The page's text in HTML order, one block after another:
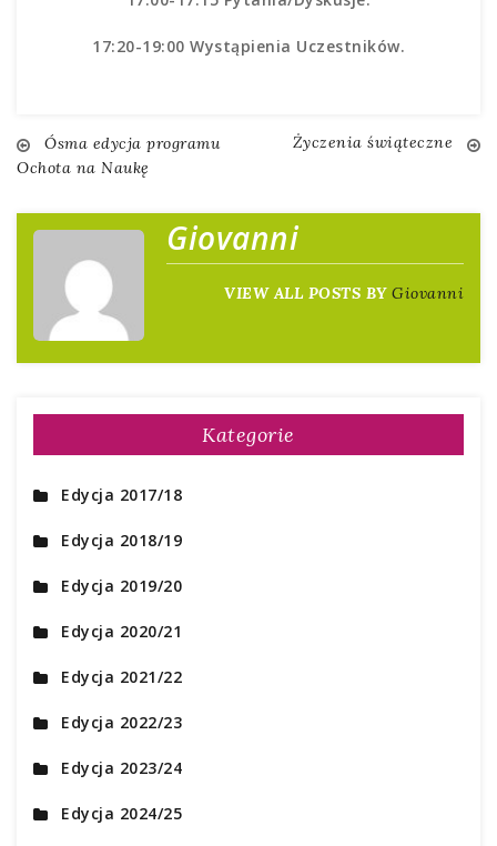
17:20-19:00 Wystąpienia Uczestników.
Nawigacja
wpisu
Ósma edycja programu
Ochota na Naukę
Życzenia świąteczne
Giovanni
VIEW ALL POSTS BY Giovanni
Kategorie
Edycja 2017/18
Edycja 2018/19
Edycja 2019/20
Edycja 2020/21
Edycja 2021/22
Edycja 2022/23
Edycja 2023/24
Edycja 2024/25